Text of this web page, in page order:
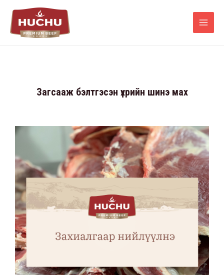
Загсааж бэлтгэсэн үхрийн шинэ мах